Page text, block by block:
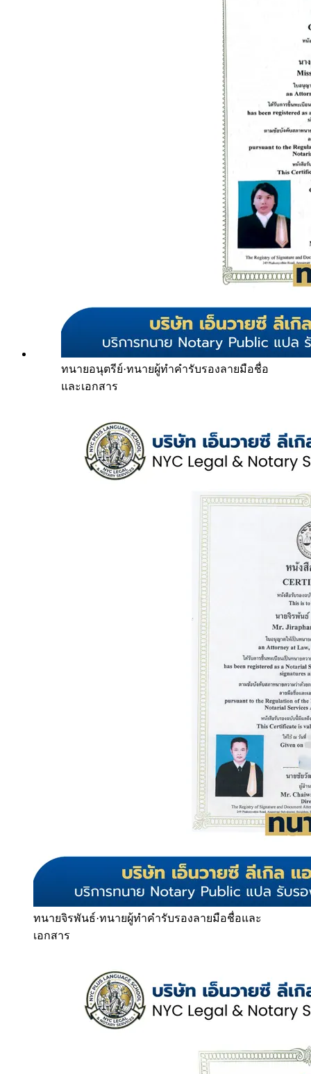
ทนายอนุตรีย์·ทนายผู้ทำคำรับรองลายมือชื่อ
และเอกสาร
ทนายจิรพันธ์·ทนายผู้ทำคำรับรองลายมือชื่อและ
เอกสาร